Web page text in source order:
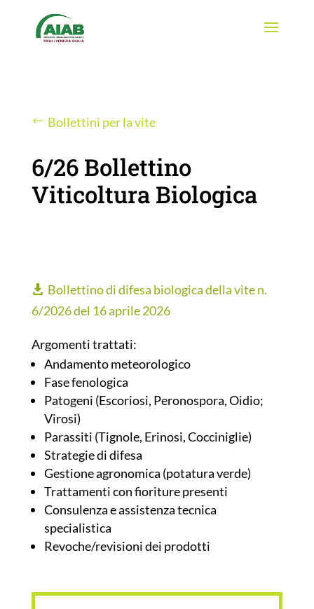
Bollettini per la vite
6/26 Bollettino
Viticoltura Biologica
Bollettino di difesa biologica della vite n.
6/2026 del 16 aprile 2026
Argomenti trattati:
Andamento meteorologico
Fase fenologica
Patogeni (Escoriosi, Peronospora, Oidio;
Virosi)
Parassiti (Tignole, Erinosi, Cocciniglie)
Strategie di difesa
Gestione agronomica (potatura verde)
Trattamenti con fioriture presenti
Consulenza e assistenza tecnica
specialistica
Revoche/revisioni dei prodotti